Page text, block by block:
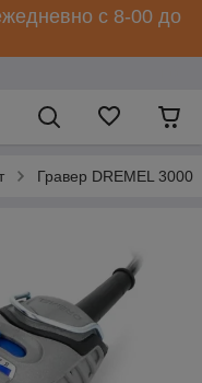
с 8-00 до
Гравер DREMEL 3000